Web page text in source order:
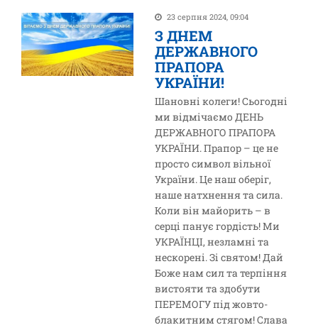
23 серпня 2024, 09:04
З ДНЕМ
ДЕРЖАВНОГО
ПРАПОРА
УКРАЇНИ!
Шановні колеги! Сьогодні
ми відмічаємо ДЕНЬ
ДЕРЖАВНОГО ПРАПОРА
УКРАЇНИ. Прапор – це не
просто символ вільної
України. Це наш оберіг,
наше натхнення та сила.
Коли він майорить – в
серці панує гордість! Ми
УКРАЇНЦІ, незламні та
нескорені. Зі святом! Дай
Боже нам сил та терпіння
вистояти та здобути
ПЕРЕМОГУ під жовто-
блакитним стягом! Слава